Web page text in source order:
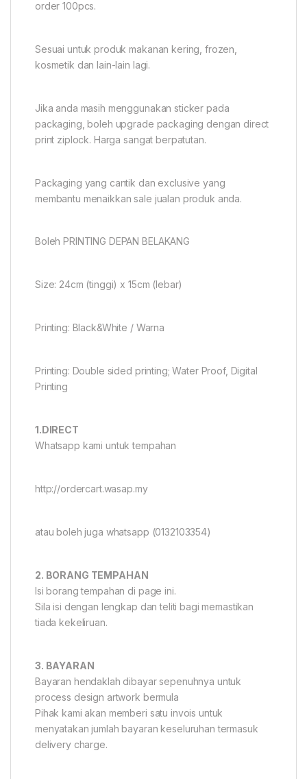
order 100pcs.
Sesuai untuk produk makanan kering, frozen,
kosmetik dan lain-lain lagi.
Jika anda masih menggunakan sticker pada
packaging, boleh upgrade packaging dengan direct
print ziplock. Harga sangat berpatutan.
Packaging yang cantik dan exclusive yang
membantu menaikkan sale jualan produk anda.
Boleh PRINTING DEPAN BELAKANG
Size: 24cm (tinggi) x 15cm (lebar)
Printing: Black&White / Warna
Printing: Double sided printing; Water Proof, Digital
Printing
1.DIRECT
Whatsapp kami untuk tempahan
http://ordercart.wasap.my
atau boleh juga whatsapp (0132103354)
2. BORANG TEMPAHAN
Isi borang tempahan di page ini.
Sila isi dengan lengkap dan teliti bagi memastikan
tiada kekeliruan.
3. BAYARAN
Bayaran hendaklah dibayar sepenuhnya untuk
process design artwork bermula
Pihak kami akan memberi satu invois untuk
menyatakan jumlah bayaran keseluruhan termasuk
delivery charge.